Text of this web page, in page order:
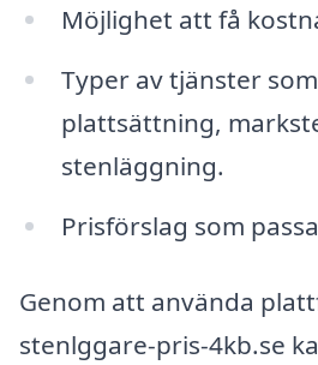
Möjlighet att få
Typer av tjänster
plattsättning,
stenläggning.
Prisförslag som
Genom att använda
stenlggare-pris-4kb.se